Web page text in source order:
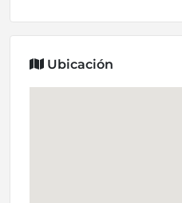
Ubicación